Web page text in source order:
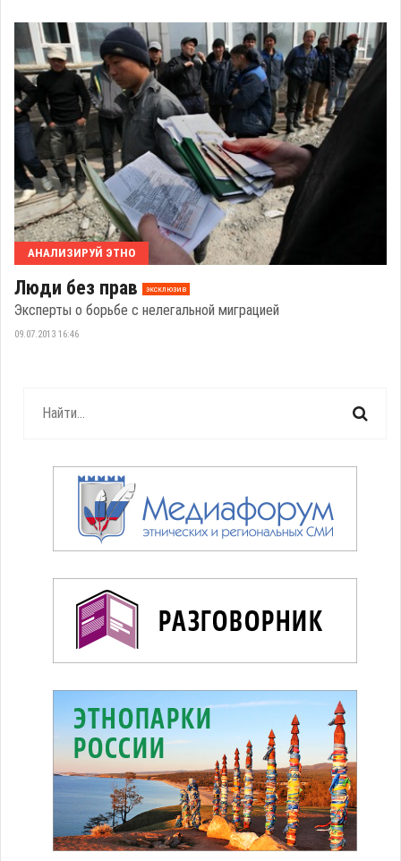
АНАЛИЗИРУЙ ЭТНО
Люди без прав эксклюзив
Эксперты о борьбе с нелегальной миграцией
09.07.2013 16:46